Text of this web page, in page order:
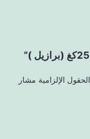
الحقول الإلزامية مشار